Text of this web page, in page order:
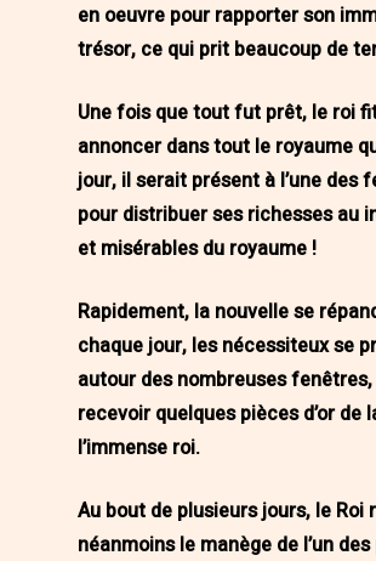
en oeuvre pour rapporter son
trésor, ce qui prit beaucoup de
Une fois que tout fut prêt, le roi
annoncer dans tout le royaume
jour, il serait présent à l’une des
pour distribuer ses richesses au
et misérables du royaume !
Rapidement, la nouvelle se
chaque jour, les nécessiteux se
autour des nombreuses
recevoir quelques pièces d’or de
l’immense roi.
Au bout de plusieurs jours, le Roi
néanmoins le manège de l’un